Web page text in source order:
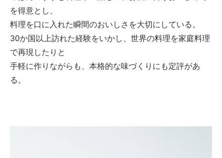
を得意とし、
料理を口に入れた瞬間のおいしさを大切にしている。
30か国以上訪れた経験をいかし、世界の料理を家庭料理
で再現したりと
手軽に作りながらも、本格的な味づくりにも定評があ
る。